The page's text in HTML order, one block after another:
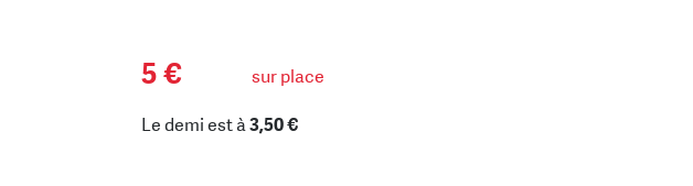
5 € sur place
Le demi est à3,50 €